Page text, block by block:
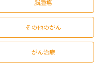
脳腫瘍
その他のがん
がん治療